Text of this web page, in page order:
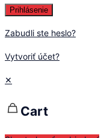
Prihlásenie
Zabudli ste heslo?
Vytvoriť účet?
✕
Cart